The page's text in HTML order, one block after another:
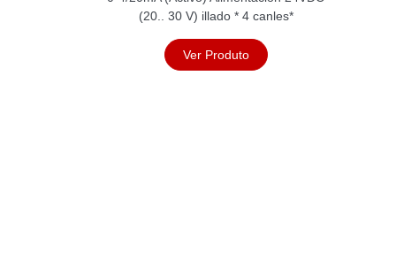
(20.. 30 V) illado * 4 canles*
Ver Produto